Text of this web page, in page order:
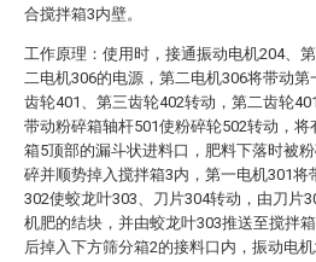
合搅拌箱3内壁。
工作原理：使用时，接通振动电机204、
二电机306的电源，第二电机306将带动第
齿轮401、第三齿轮402转动，第二齿轮
带动粉碎箱轴杆501使粉碎轮502转动，将
箱5顶部的漏斗状进料口，肥料下落时被
碎并顺势掉入搅拌箱3内，第一电机301将
302使蛟龙叶303、刀片304转动，由刀片
机肥的结块，并由蛟龙叶303推送至搅拌
后掉入下方筛分箱2的接料口内，振动电